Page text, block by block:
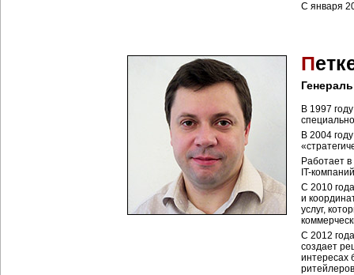
С января
П
В 1997
В 2004
Работает
IT-
С 2010
и
услуг,
С 2012
создает
интересах